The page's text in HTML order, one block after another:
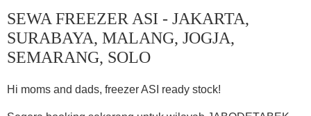
SEWA FREEZER ASI - JAKARTA,
SURABAYA, MALANG, JOGJA,
SEMARANG, SOLO
Hi moms and dads, freezer ASI ready stock!